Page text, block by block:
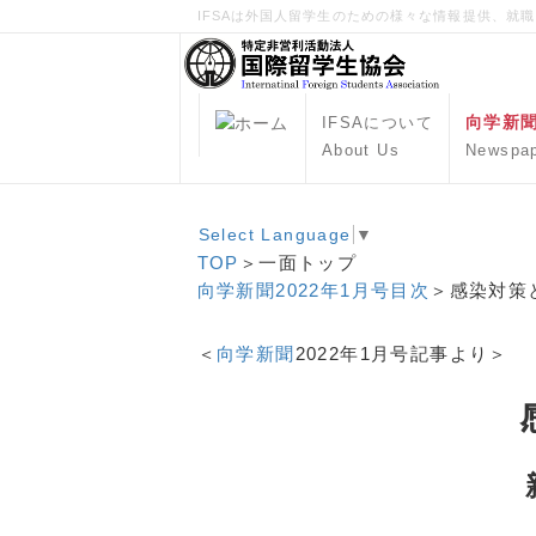
IFSAは外国人留学生のための様々な情報提供、就
IFSAについて
About Us
向学新聞
Select Language ▼
TOP ＞一面トップ
向学新聞2022年1月号目次 ＞感染対策
＜ 向学新聞 2022年1月号記事より＞